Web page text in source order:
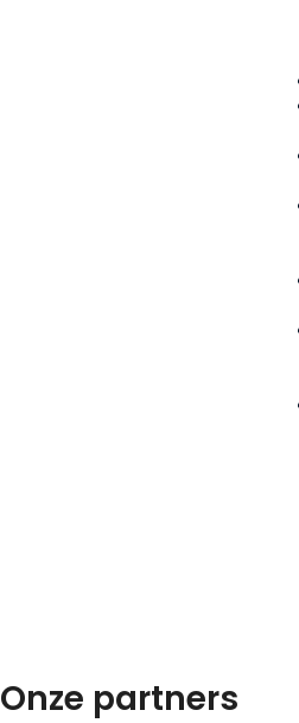
Onze partners